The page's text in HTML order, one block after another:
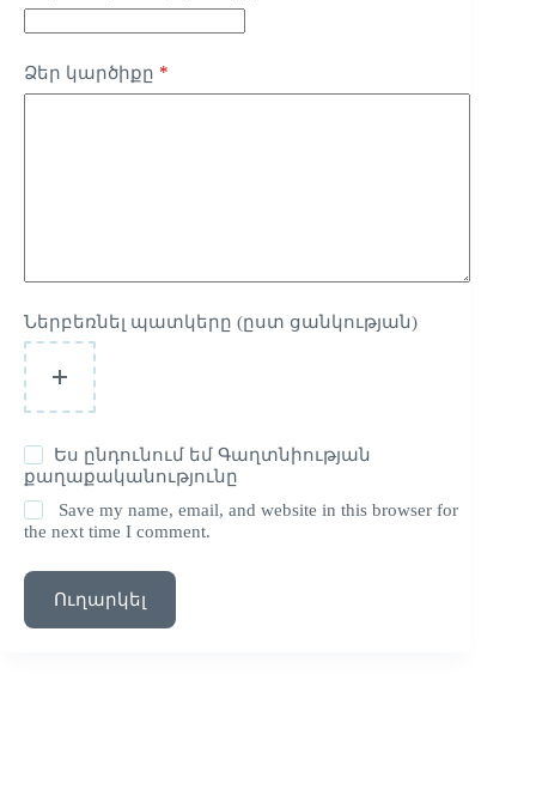
Ձեր կարծիքը *
Ներբեռնել պատկերը (ըստ ցանկության)
Ես ընդունում եմԳաղտնիության
քաղաքականությունը
Save my name, email, and website in this browser for
the next time I comment.
Ուղարկել